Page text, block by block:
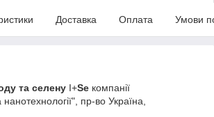
Доставка Оплата Умови
та селену I+Se компанії
пр-во Україна,